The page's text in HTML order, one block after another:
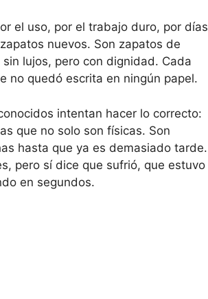
el uso, por el trabajo duro, por días
nuevos. Son zapatos de
lujos, pero con dignidad. Cada
no quedó escrita en ningún papel.
intentan hacer lo correcto:
que no solo son físicas. Son
hasta que ya es demasiado tarde.
pero sí dice que sufrió, que estuvo
en segundos.